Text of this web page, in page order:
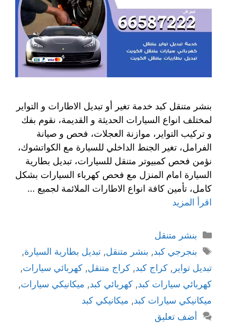
بنشر متنقل كبد خدمة تغير أو تبديل الاطارات و التواير
لمختلف انواع السيارات الحديثة و القديمة، نقوم بفك
و تركيب التواير، موازنة العجلات، فحص و صيانة
الفرامل، تغير الجنط الداخلي للسيارة مع الكواتشوك،
نؤمن فحص كمبيوتر متنقل للسيارات، تبديل بطارية
السيارة امام المنزل مع فحص كهرباء السيارات بشكل
كامل، تأمين كافة انواع الاطارات الملائمة لجميع …
اقرأ المزيد
بنشر متنقل
بنجرجي كبد, بنشر متنقل, تبديل بطارية السيارة,
تبديل تواير , كراج كبد, كراج متنقل, كهربائي سيارات,
كهربائي سيارات كبد, كهربائي كبد, ميكانيكي سيارات,
ميكانيكي سيارات كبد, ميكانيكي كبد
أضف تعليق